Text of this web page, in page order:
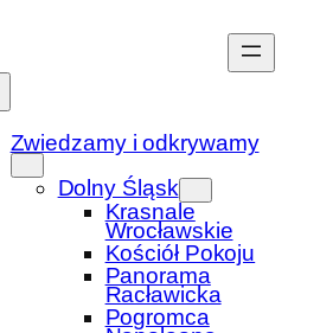
Zwiedzamy i odkrywamy
Dolny Śląsk
Krasnale
Wrocławskie
Kościół Pokoju
Panorama
Racławicka
Pogromca